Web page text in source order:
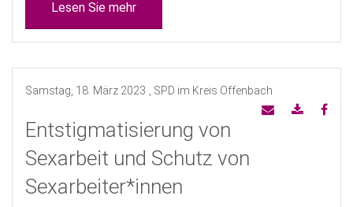
Lesen Sie mehr
Samstag, 18. März 2023 , SPD im Kreis Offenbach
Entstigmatisierung von
Sexarbeit und Schutz von
Sexarbeiter*innen